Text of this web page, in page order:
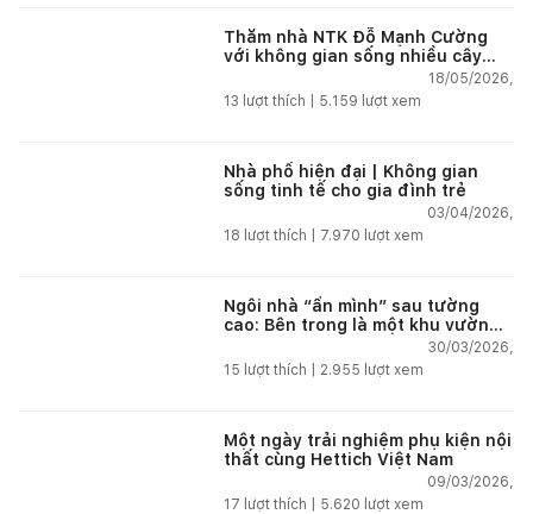
Thăm nhà NTK Đỗ Mạnh Cường
với không gian sống nhiều cây
xanh giúp tái tạo năng lượng giữa
phố thị
18/05/2026,
13 lượt thích | 5.159 lượt xem
Nhà phố hiện đại | Không gian
sống tinh tế cho gia đình trẻ
03/04/2026,
18 lượt thích | 7.970 lượt xem
Ngôi nhà “ẩn mình” sau tường
cao: Bên trong là một khu vườn
30/03/2026,
15 lượt thích | 2.955 lượt xem
Một ngày trải nghiệm phụ kiện nội
thất cùng Hettich Việt Nam
09/03/2026,
17 lượt thích | 5.620 lượt xem